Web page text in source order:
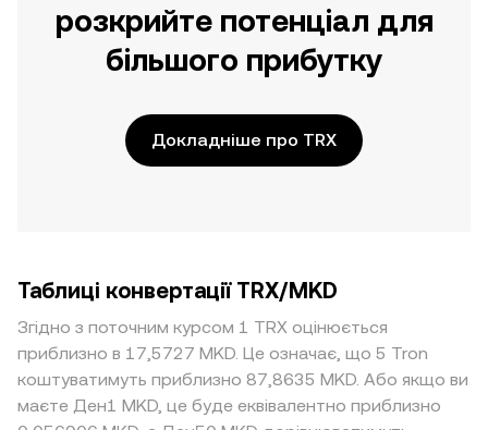
розкрийте потенціал для
більшого прибутку
Докладніше про TRX
Таблиці конвертації TRX/MKD
Згідно з поточним курсом 1 TRX оцінюється
приблизно в 17,5727 MKD. Це означає, що 5 Tron
коштуватимуть приблизно 87,8635 MKD. Або якщо ви
маєте Ден1 MKD, це буде еквівалентно приблизно